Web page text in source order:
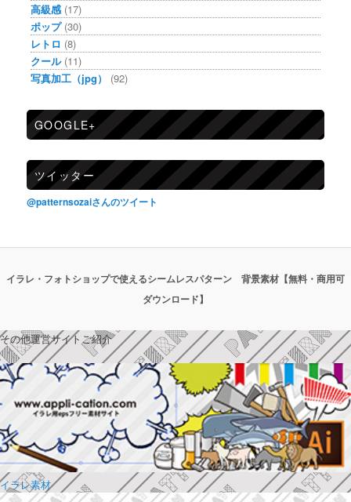
高級感 (17)
ポップ(30)
レトロ (8)
クール(11)
写真加工（jpg）
(92)
GOOGLE+
ツイッター
@patternsozaiさんのツイート
イラレ・フォトショップで使えるシームレスパターン 背景素材【無料・商用可
ダウンロード】
その他運営サイトご紹介
イラレ素材